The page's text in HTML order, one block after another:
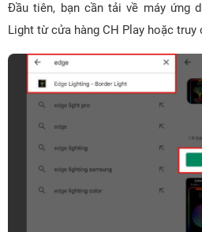
Đầu tiên, bạn cần tải về máy ứng
Light từ cửa hàng CH Play hoặc truy